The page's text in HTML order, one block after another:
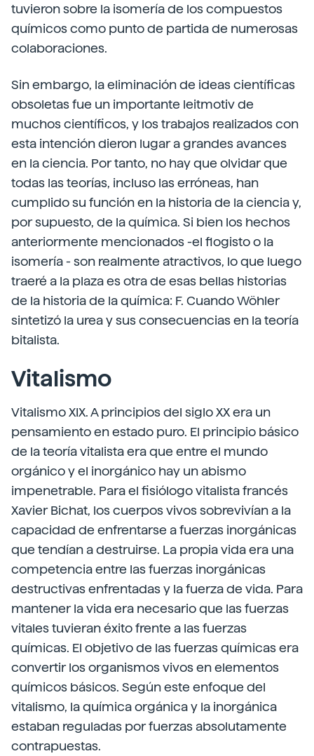
tuvieron sobre la isomería de los compuestos
químicos como punto de partida de numerosas
colaboraciones.
Sin embargo, la eliminación de ideas científicas
obsoletas fue un importante leitmotiv de
muchos científicos, y los trabajos realizados con
esta intención dieron lugar a grandes avances
en la ciencia. Por tanto, no hay que olvidar que
todas las teorías, incluso las erróneas, han
cumplido su función en la historia de la ciencia y,
por supuesto, de la química. Si bien los hechos
anteriormente mencionados -el flogisto o la
isomería - son realmente atractivos, lo que luego
traeré a la plaza es otra de esas bellas historias
de la historia de la química: F. Cuando Wöhler
sintetizó la urea y sus consecuencias en la teoría
bitalista.
Vitalismo
Vitalismo XIX. A principios del siglo XX era un
pensamiento en estado puro. El principio básico
de la teoría vitalista era que entre el mundo
orgánico y el inorgánico hay un abismo
impenetrable. Para el fisiólogo vitalista francés
Xavier Bichat, los cuerpos vivos sobrevivían a la
capacidad de enfrentarse a fuerzas inorgánicas
que tendían a destruirse. La propia vida era una
competencia entre las fuerzas inorgánicas
destructivas enfrentadas y la fuerza de vida. Para
mantener la vida era necesario que las fuerzas
vitales tuvieran éxito frente a las fuerzas
químicas. El objetivo de las fuerzas químicas era
convertir los organismos vivos en elementos
químicos básicos. Según este enfoque del
vitalismo, la química orgánica y la inorgánica
estaban reguladas por fuerzas absolutamente
contrapuestas.